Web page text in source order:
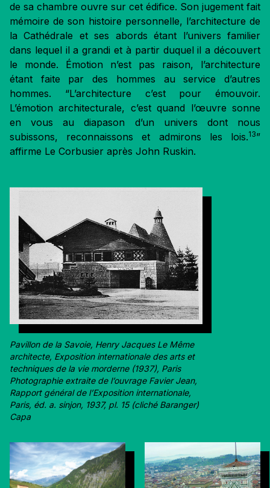
Pavillon de la Savoie, Henry Jacques Le Même
architecte, Exposition internationale des arts et
techniques de la vie morderne (1937), Paris
Photographie extraite de l’ouvrage Favier Jean,
Rapport général de l’Exposition internationale,
Paris, éd. a. sinjon, 1937, pl. 15 (cliché Baranger)
Capa
de sa chambre ouvre sur cet édifice. Son jugement fait
mémoire de son histoire personnelle, l’architecture de
la Cathédrale et ses abords étant l’univers familier
dans lequel il a grandi et à partir duquel il a découvert
le monde. Émotion n’est pas raison, l’architecture
étant faite par des hommes au service d’autres
hommes. “L’architecture c’est pour émouvoir.
L’émotion architecturale, c’est quand l’œuvre sonne
en vous au diapason d’un univers dont nous
subissons, reconnaissons et admirons les lois.13”
affirme Le Corbusier après John Ruskin.